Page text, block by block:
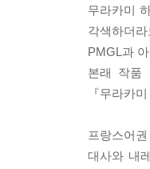
“그녀는 흥
한 가지씩
‘하우스’
대한 기억,
무라카미
각색하더
PMGL과
본래 작품
『무라카
프랑스어
대사와 내